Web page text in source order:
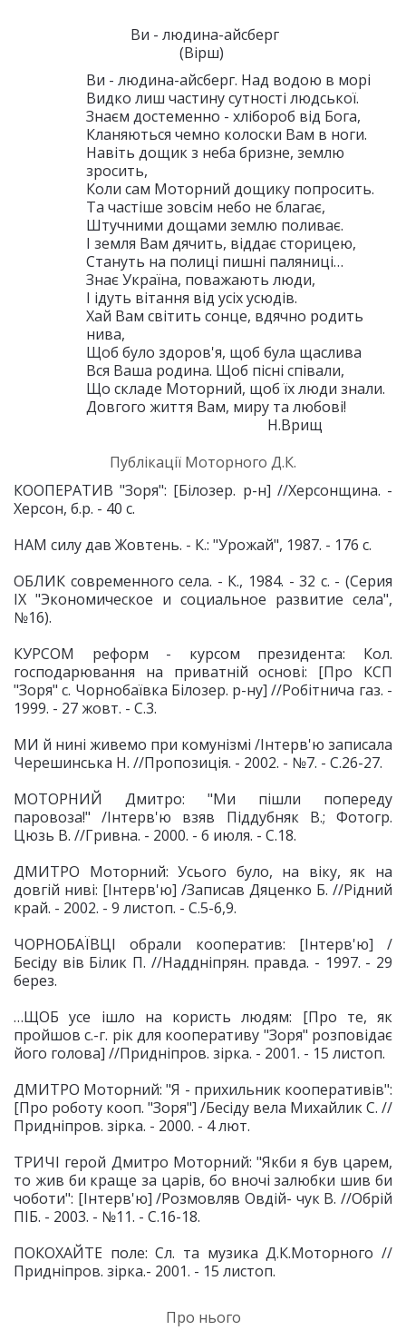
Ви - людина-айсберг
(Вірш)
Ви - людина-айсберг. Над водою в морі
Видко лиш частину сутності людської.
Знаєм достеменно - хлібороб від Бога,
Кланяються чемно колоски Вам в ноги.
Навіть дощик з неба бризне, землю
зросить,
Коли сам Моторний дощику попросить.
Та частіше зовсім небо не благає,
Штучними дощами землю поливає.
І земля Вам дячить, віддає сторицею,
Стануть на полиці пишні паляниці…
Знає Україна, поважають люди,
І ідуть вітання від усіх усюдів.
Хай Вам світить сонце, вдячно родить
нива,
Щоб було здоров'я, щоб була щаслива
Вся Ваша родина. Щоб пісні співали,
Що складе Моторний, щоб їх люди знали.
Довгого життя Вам, миру та любові!
Н.Врищ
Публікації Моторного Д.К.
КООПЕРАТИВ "Зоря": [Білозер. р-н] //Херсонщина. -
Херсон, б.р. - 40 с.
НАМ силу дав Жовтень. - К.: "Урожай", 1987. - 176 с.
ОБЛИК современного села. - К., 1984. - 32 с. - (Серия
ІХ "Экономическое и социальное развитие села",
№16).
КУРСОМ реформ - курсом президента: Кол.
господарювання на приватній основі: [Про КСП
"Зоря" с. Чорнобаївка Білозер. р-ну] //Робітнича газ. -
1999. - 27 жовт. - С.3.
МИ й нині живемо при комунізмі /Інтерв'ю записала
Черешинська Н. //Пропозиція. - 2002. - №7. - С.26-27.
МОТОРНИЙ Дмитро: "Ми пішли попереду
паровоза!" /Інтерв'ю взяв Піддубняк В.; Фотогр.
Цюзь В. //Гривна. - 2000. - 6 июля. - С.18.
ДМИТРО Моторний: Усього було, на віку, як на
довгій ниві: [Інтерв'ю] /Записав Дяценко Б. //Рідний
край. - 2002. - 9 листоп. - С.5-6,9.
ЧОРНОБАЇВЦІ обрали кооператив: [Інтерв'ю] /
Бесіду вів Білик П. //Наддніпрян. правда. - 1997. - 29
берез.
…ЩОБ усе ішло на користь людям: [Про те, як
пройшов с.-г. рік для кооперативу "Зоря" розповідає
його голова] //Придніпров. зірка. - 2001. - 15 листоп.
ДМИТРО Моторний: "Я - прихильник кооперативів":
[Про роботу кооп. "Зоря"] /Бесіду вела Михайлик С. //
Придніпров. зірка. - 2000. - 4 лют.
ТРИЧІ герой Дмитро Моторний: "Якби я був царем,
то жив би краще за царів, бо вночі залюбки шив би
чоботи": [Інтерв'ю] /Розмовляв Овдій- чук В. //Обрій
ПІБ. - 2003. - №11. - С.16-18.
ПОКОХАЙТЕ поле: Сл. та музика Д.К.Моторного //
Придніпров. зірка.- 2001. - 15 листоп.
Про нього